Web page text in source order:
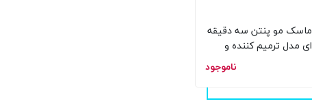
ماسک مو پنتن سه دقیقه
ای مدل ترمیم کننده و
ناموجود